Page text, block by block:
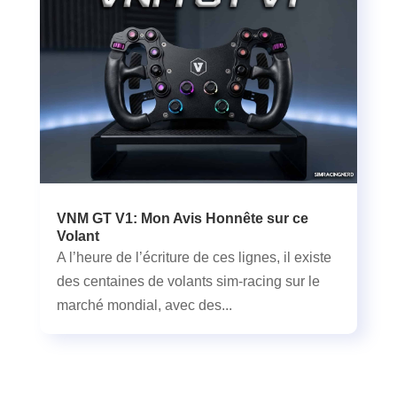
VNM GT V1: Mon Avis Honnête sur ce
Volant
A l’heure de l’écriture de ces lignes, il existe
des centaines de volants sim-racing sur le
marché mondial, avec des...